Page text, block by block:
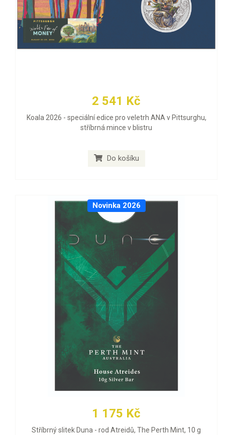
2 541 Kč
Koala 2026 - speciální edice pro veletrh ANA v Pittsurghu,
stříbrná mince v blistru
Do košíku
Novinka 2026
1 175 Kč
Stříbrný slitek Duna - rod Atreidů, The Perth Mint, 10 g